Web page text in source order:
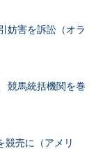
妨害を訴訟（オラ
競馬統括機関を巻
競売に（アメリ